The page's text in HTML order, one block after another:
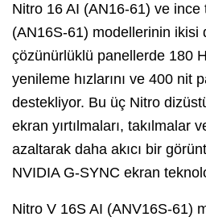
Nitro 16 AI (AN16-61) ve ince
(AN16S-61) modellerinin ikisi
çözünürlüklü panellerde 180
yenileme hızlarını ve 400 nit
destekliyor. Bu üç Nitro
ekran yırtılmaları, takılmalar
azaltarak daha akıcı bir
NVIDIA G-SYNC ekran
Nitro V 16S AI (ANV16S-61)